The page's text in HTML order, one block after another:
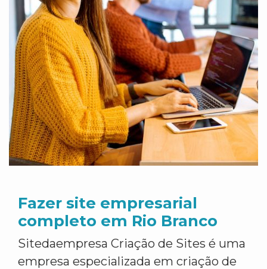
Fazer site empresarial
completo em Rio Branco
Sitedaempresa Criação de Sites é uma
empresa especializada em criação de